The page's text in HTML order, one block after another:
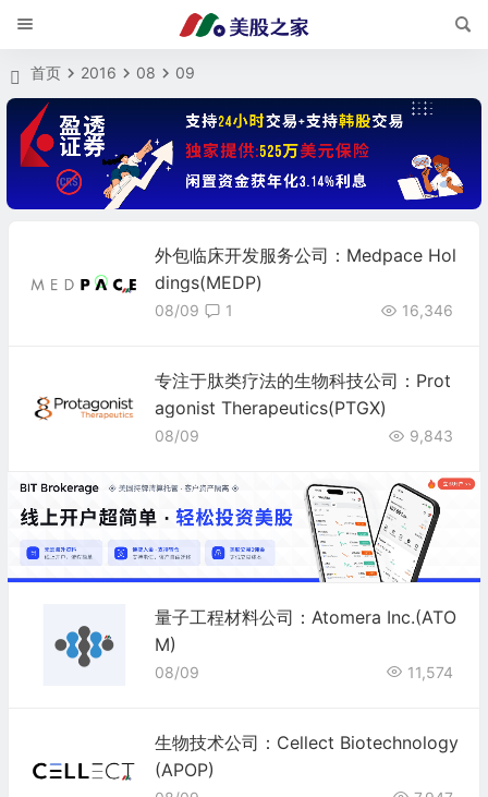
首页 2016 08 09
外包临床开发服务公司：Medpace Hol
dings(MEDP)
08/09 16,346
1
专注于肽类疗法的生物科技公司：Prot
agonist Therapeutics(PTGX)
08/09 9,843
量子工程材料公司：Atomera Inc.(ATO
M)
08/09 11,574
生物技术公司：Cellect Biotechnology
(APOP)